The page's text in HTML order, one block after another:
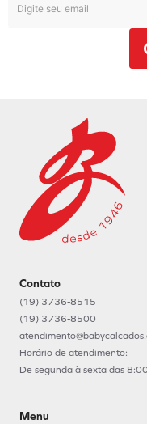
Contato
(19) 3736-8515
(19) 3736-8500
Horário de atendimento:
De segunda à sexta das
Menu